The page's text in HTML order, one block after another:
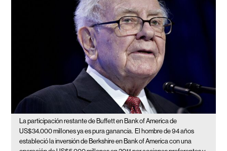
La participación restante de Buffett en Bank of America de
US$34.000 millones ya es pura ganancia. El hombre de 94 años
estableció la inversión de Berkshire en Bank of America con una